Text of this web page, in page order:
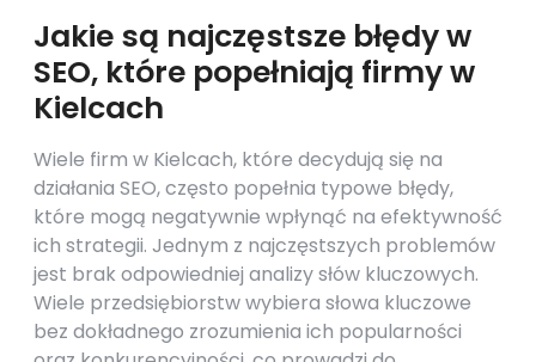
Jakie są najczęstsze błędy w
SEO, które popełniają firmy w
Kielcach
Wiele firm w Kielcach, które decydują się na
działania SEO, często popełnia typowe błędy,
które mogą negatywnie wpłynąć na efektywność
ich strategii. Jednym z najczęstszych problemów
jest brak odpowiedniej analizy słów kluczowych.
Wiele przedsiębiorstw wybiera słowa kluczowe
bez dokładnego zrozumienia ich popularności